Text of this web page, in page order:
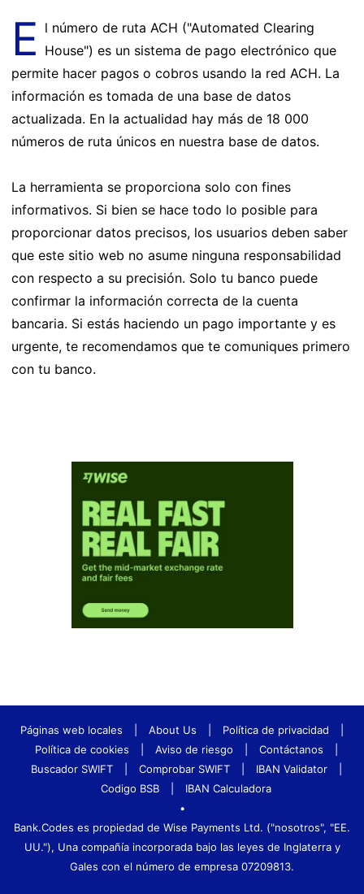
E l número de ruta ACH ("Automated Clearing
House") es un sistema de pago electrónico que
permite hacer pagos o cobros usando la red ACH. La
información es tomada de una base de datos
actualizada. En la actualidad hay más de 18 000
números de ruta únicos en nuestra base de datos.
La herramienta se proporciona solo con fines
informativos. Si bien se hace todo lo posible para
proporcionar datos precisos, los usuarios deben saber
que este sitio web no asume ninguna responsabilidad
con respecto a su precisión. Solo tu banco puede
confirmar la información correcta de la cuenta
bancaria. Si estás haciendo un pago importante y es
urgente, te recomendamos que te comuniques primero
con tu banco.
Páginas web locales About Us Política de privacidad
Política de cookies
Aviso de riesgo Contáctanos
Buscador SWIFT
Comprobar SWIFT IBAN Validator
Codigo BSB
IBAN Calculadora
•
Bank.Codes es propiedad de Wise Payments Ltd. ("nosotros", "EE.
UU."), Una compañía incorporada bajo las leyes de Inglaterra y
Gales con el número de empresa 07209813.